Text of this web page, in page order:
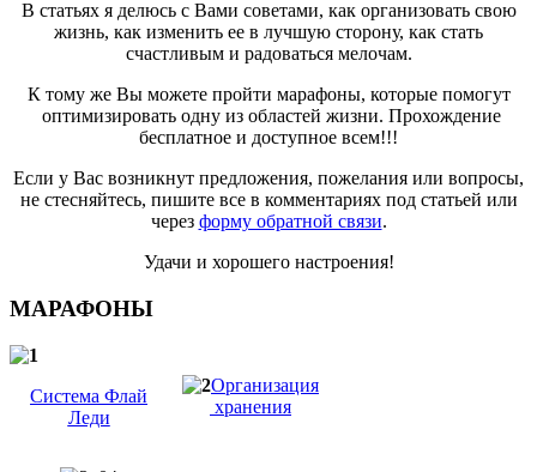
В статьях я делюсь с Вами советами, как организовать свою
жизнь, как изменить ее в лучшую сторону, как стать
счастливым и радоваться мелочам.
К тому же Вы можете пройти марафоны, которые помогут
оптимизировать одну из областей жизни. Прохождение
бесплатное и доступное всем!!!
Если у Вас возникнут предложения, пожелания или вопросы,
не стесняйтесь, пишите все в комментариях под статьей или
через форму обратной связи.
Удачи и хорошего настроения!
МАРАФОНЫ
Система Флай
Леди
Организация
хранения